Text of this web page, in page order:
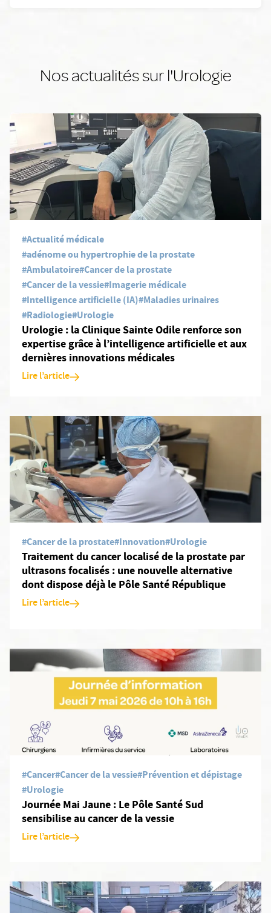
Nos actualités sur l'Urologie
En savoir plus: Urologie : la Clinique Sainte Odile renforce son
#Actualité médicale
#adénome ou hypertrophie de la prostate
#Ambulatoire#Cancer de la prostate
#Cancer de la vessie#Imagerie médicale
#Intelligence artificielle (IA)#Maladies urinaires
#Radiologie#Urologie
Urologie : la Clinique Sainte Odile renforce son
expertise grâce à l’intelligence artificielle et aux
dernières innovations médicales
Lire l’article
En savoir plus: Traitement du cancer localisé de la prostate
#Cancer de la prostate#Innovation#Urologie
Traitement du cancer localisé de la prostate par
ultrasons focalisés : une nouvelle alternative
dont dispose déjà le Pôle Santé République
Lire l’article
En savoir plus: Journée Mai Jaune : Le Pôle Santé Sud
#Cancer#Cancer de la vessie#Prévention et dépistage
#Urologie
Journée Mai Jaune : Le Pôle Santé Sud
sensibilise au cancer de la vessie
Lire l’article
En savoir plus: La Clinique du Pont de Chaume distinguée